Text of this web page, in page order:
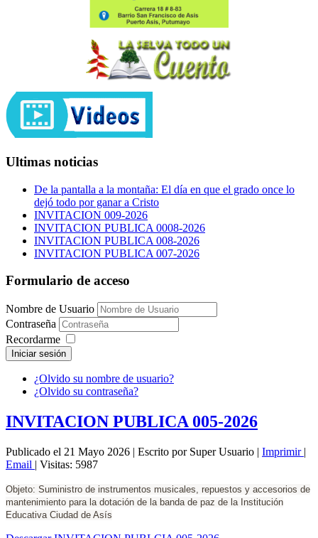
Ultimas noticias
De la pantalla a la montaña: El día en que el grado once lo
dejó todo por ganar a Cristo
INVITACION 009-2026
INVITACION PUBLICA 0008-2026
INVITACION PUBLICA 008-2026
INVITACION PUBLICA 007-2026
Formulario de acceso
Nombre de Usuario
Contraseña
Recordarme
Iniciar sesión
¿Olvido su nombre de usuario?
¿Olvido su contraseña?
INVITACION PUBLICA 005-2026
Publicado el 21 Mayo 2026 | Escrito por Super Usuario | Imprimir |
Email | Visitas: 5987
Objeto: Suministro de instrumentos musicales, repuestos y accesorios de
mantenimiento para la dotación de la banda de paz de la Institución
Educativa Ciudad de Asís